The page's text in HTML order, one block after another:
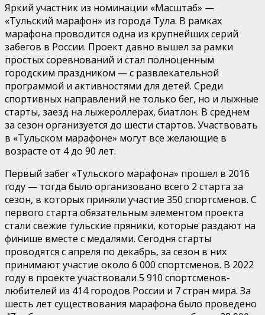
Яркий участник из номинации «Масштаб» —
«Тульский марафон» из города Тула. В рамках
марафона проводится одна из крупнейших серий
забегов в России. Проект давно вышел за рамки
простых соревнований и стал полноценным
городским праздником — с развлекательной
программой и активностями для детей. Среди
спортивных направлений не только бег, но и лыжные
старты, заезд на лыжероллерах, биатлон. В среднем
за сезон организуется до шести стартов. Участвовать
в «Тульском марафоне» могут все желающие в
возрасте от 4 до 90 лет.
Первый забег «Тульского марафона» прошел в 2016
году — тогда было организовано всего 2 старта за
сезон, в которых приняли участие 350 спортсменов. С
первого старта обязательным элементом проекта
стали свежие тульские пряники, которые раздают на
финише вместе с медалями. Сегодня старты
проводятся с апреля по декабрь, за сезон в них
принимают участие около 6 000 спортсменов. В 2022
году в проекте участвовали 5 910 спортсменов-
любителей из 414 городов России и 7 стран мира. За
шесть лет существования марафона было проведено